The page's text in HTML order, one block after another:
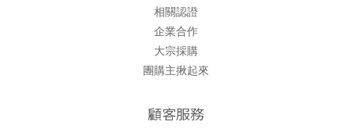
相關認證
企業合作
大宗採購
團購主揪起來
顧客服務